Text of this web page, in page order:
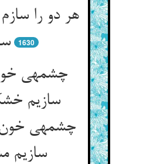
هر دو را
1630
چشمه‏ی
سازیم
چشمه‏ی خون
سازیم